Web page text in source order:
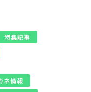
特集記事
ネ情報